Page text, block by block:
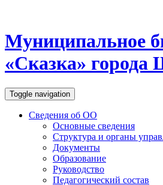
Муниципальное
«Сказка»
Toggle navigation
Сведения об ОО
Основные сведения
Структура и органы
Документы
Образование
Руководство
Педагогический состав